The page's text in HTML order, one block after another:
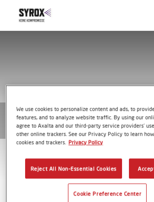
We use cookies to personalize content and ads, to
features, and to analyze website traffic. By using our
agree to Axalta and our third-party service providers’
other online trackers. See our Privacy Policy to learn
cookies and trackers. Privacy Policy
Reject All Non-Essential Cookies
Cookie Preference Center